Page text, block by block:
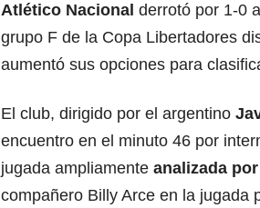
Atlético Nacional derrotó por 1-0
grupo F de la Copa Libertadores
aumentó sus opciones para
El club, dirigido por el argentino
encuentro en el minuto 46 por
jugada ampliamente analizada
compañero Billy Arce en la jugada